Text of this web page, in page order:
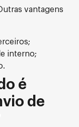
vantagens
interno;
é
de